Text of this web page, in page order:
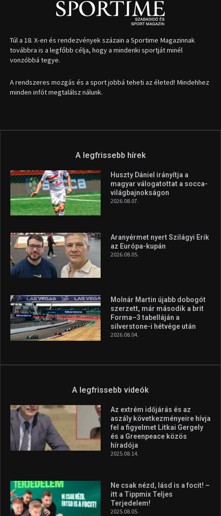
Túl a 18. X-en és rendezvények százain a Sportime Magazinnak
továbbra is a legfőbb célja, hogy a mindenki sportját minél
vonzóbbá tegye.
A rendszeres mozgás és a sport jobbá teheti az életed! Mindehhez
minden infót megtalálsz nálunk.
A legfrissebb hírek
Huszty Dániel irányítja a
magyar válogatottat a socca-
világbajnokságon
2026.08.07.
Aranyérmet nyert Szilágyi Erik
az Európa-kupán
2026.08.05.
Molnár Martin újabb dobogót
szerzett, már második a brit
Forma–3 tabelláján a
silverstone-i hétvége után
2026.08.04.
A legfrissebb videók
Az extrém időjárás és az
aszály következményeire hívja
fel a figyelmet Litkai Gergely
és a Greenpeace közös
híradója
2025.08.14.
Ne csak nézd, lásd is a focit! –
itt a Tippmix Teljes
Terjedelem!
2025.08.05.